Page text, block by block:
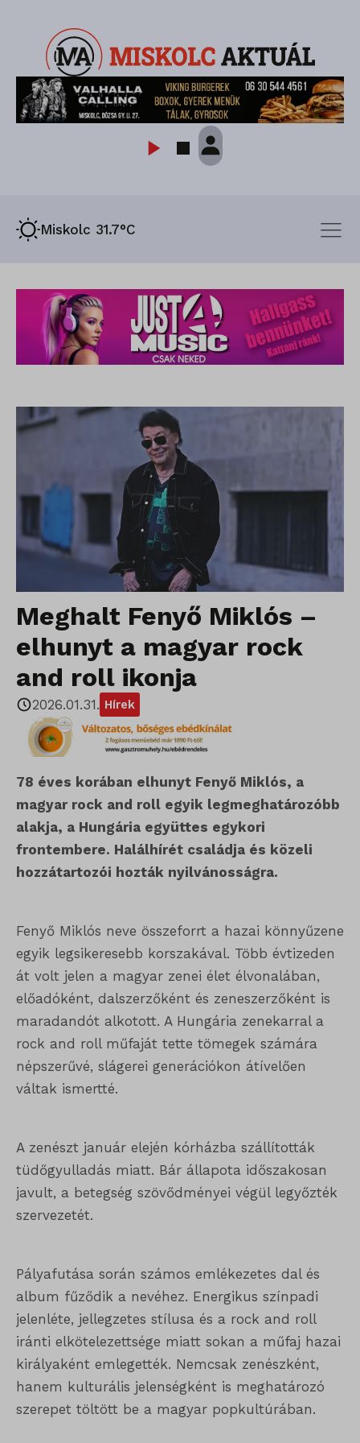
Miskolc 31.7°C
Meghalt Fenyő Miklós –
elhunyt a magyar rock
and roll ikonja
2026.01.31. Hírek
78 éves korában elhunyt Fenyő Miklós, a
magyar rock and roll egyik legmeghatározóbb
alakja, a Hungária együttes egykori
frontembere. Halálhírét családja és közeli
hozzátartozói hozták nyilvánosságra.
Fenyő Miklós neve összeforrt a hazai könnyűzene
egyik legsikeresebb korszakával. Több évtizeden
át volt jelen a magyar zenei élet élvonalában,
előadóként, dalszerzőként és zeneszerzőként is
maradandót alkotott. A Hungária zenekarral a
rock and roll műfaját tette tömegek számára
népszerűvé, slágerei generációkon átívelően
váltak ismertté.
A zenészt január elején kórházba szállították
tüdőgyulladás miatt. Bár állapota időszakosan
javult, a betegség szövődményei végül legyőzték
szervezetét.
Pályafutása során számos emlékezetes dal és
album fűződik a nevéhez. Energikus színpadi
jelenléte, jellegzetes stílusa és a rock and roll
iránti elkötelezettsége miatt sokan a műfaj hazai
királyaként emlegették. Nemcsak zenészként,
hanem kulturális jelenségként is meghatározó
szerepet töltött be a magyar popkultúrában.